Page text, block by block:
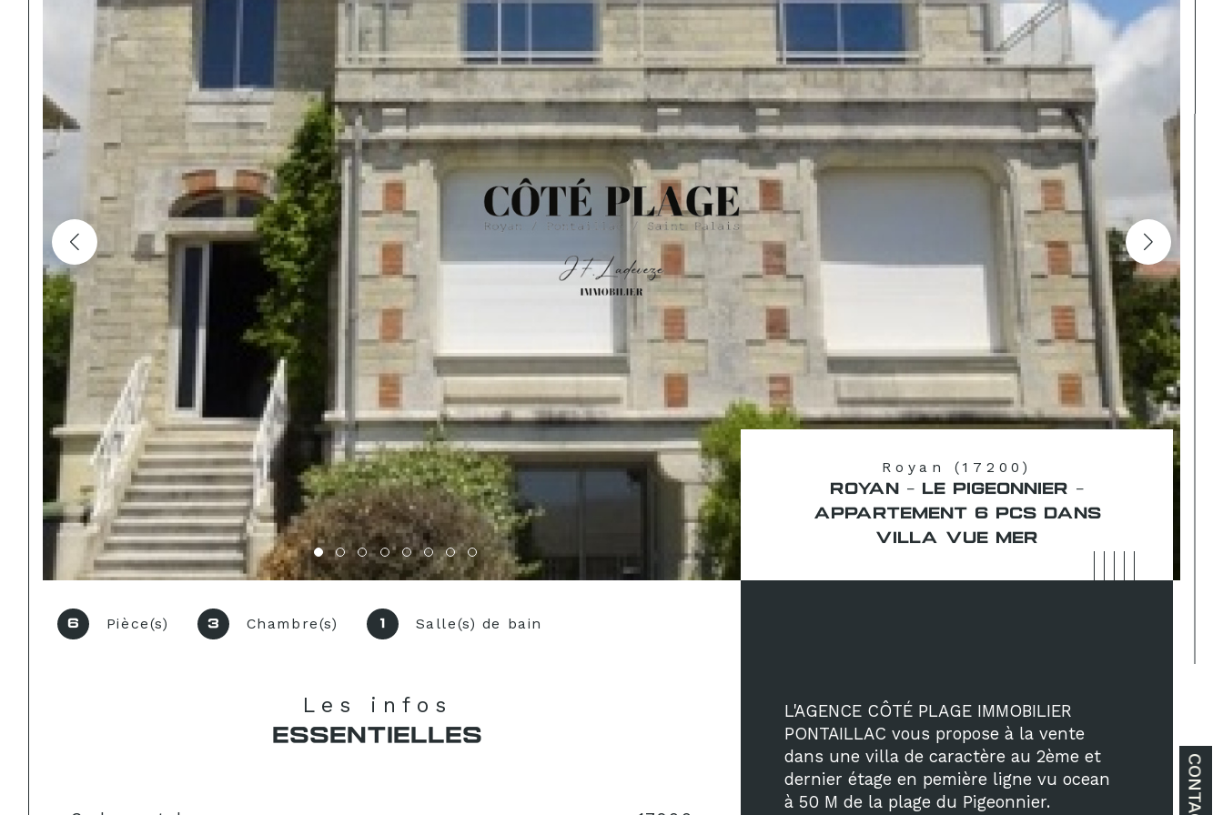
CONTACT
Royan (17200)
ROYAN - LE PIGEONNIER -
APPARTEMENT 6 PCS DANS
VILLA VUE MER
6 Pièce(s) 3 Chambre(s) 1 Salle(s) de bain
Les infos
ESSENTIELLES
L'AGENCE CÔTÉ PLAGE IMMOBILIER
PONTAILLAC vous propose à la vente
dans une villa de caractère au 2ème et
dernier étage en pemière ligne vu ocean
à 50 M de la plage du Pigeonnier.